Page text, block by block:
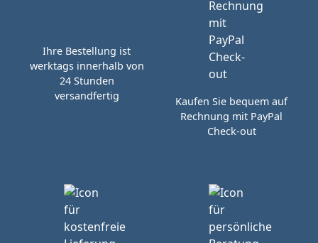
Ihre Bestellung ist
werktags innerhalb von
24 Stunden
versandfertig
Kaufen Sie bequem auf
Rechnung mit PayPal
Check-out